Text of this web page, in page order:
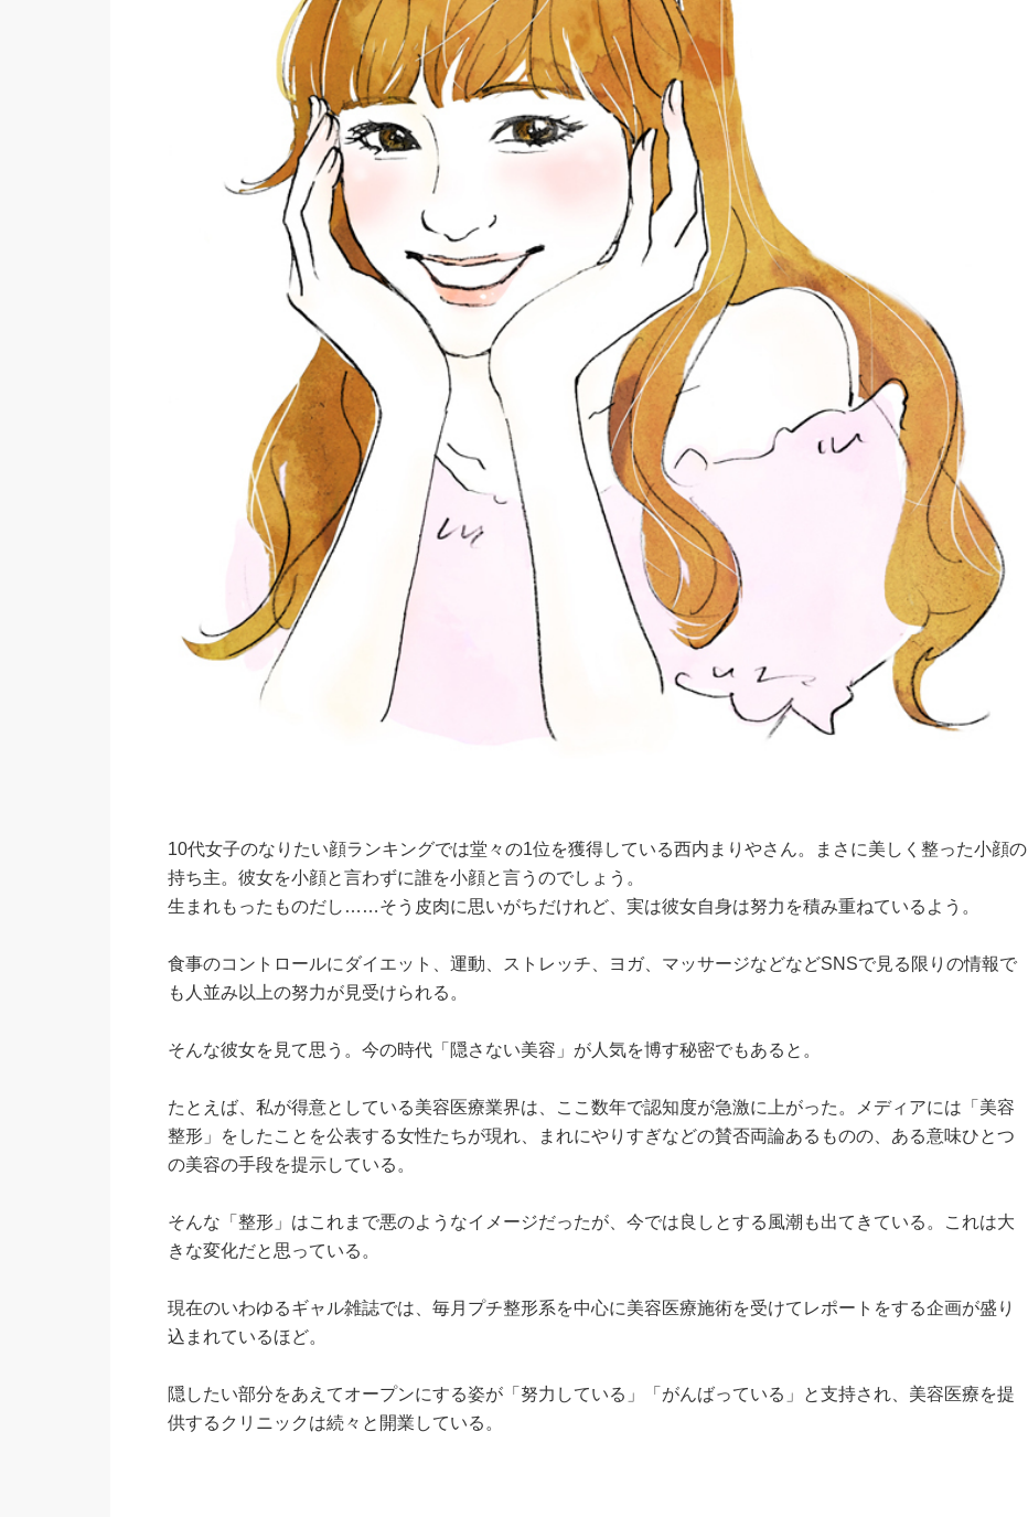
10代女子のなりたい顔ランキングでは堂々の1位を獲得している西内まりやさん。まさに美しく整った小顔の
持ち主。彼女を小顔と言わずに誰を小顔と言うのでしょう。
生まれもったものだし……そう皮肉に思いがちだけれど、実は彼女自身は努力を積み重ねているよう。
食事のコントロールにダイエット、運動、ストレッチ、ヨガ、マッサージなどなどSNSで見る限りの情報で
も人並み以上の努力が見受けられる。
そんな彼女を見て思う。今の時代「隠さない美容」が人気を博す秘密でもあると。
たとえば、私が得意としている美容医療業界は、ここ数年で認知度が急激に上がった。メディアには「美容
整形」をしたことを公表する女性たちが現れ、まれにやりすぎなどの賛否両論あるものの、ある意味ひとつ
の美容の手段を提示している。
そんな「整形」はこれまで悪のようなイメージだったが、今では良しとする風潮も出てきている。これは大
きな変化だと思っている。
現在のいわゆるギャル雑誌では、毎月プチ整形系を中心に美容医療施術を受けてレポートをする企画が盛り
込まれているほど。
隠したい部分をあえてオープンにする姿が「努力している」「がんばっている」と支持され、美容医療を提
供するクリニックは続々と開業している。